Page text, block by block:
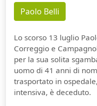
Paolo Belli
Lo scorso 13 luglio
Correggio e
per la sua solita
uomo di 41 anni di
trasportato in
intensiva, è deceduto.